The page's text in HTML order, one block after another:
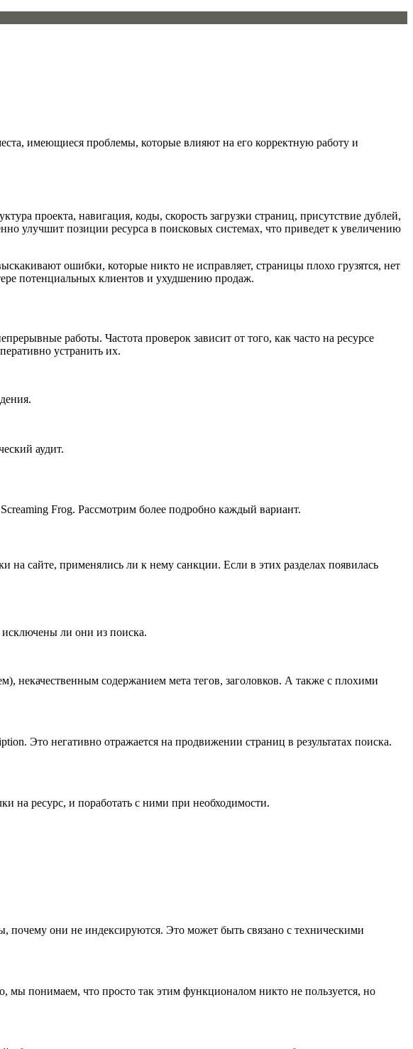
имеющиеся проблемы, которые влияют на его корректную работу и
проекта, навигация, коды, скорость загрузки страниц, присутствие дублей,
улучшит позиции ресурса в поисковых системах, что приведет к увеличению
ошибки, которые никто не исправляет, страницы плохо грузятся, нет
потенциальных клиентов и ухудшению продаж.
работы. Частота проверок зависит от того, как часто на ресурсе
устранить их.
аудит.
Frog. Рассмотрим более подробно каждый вариант.
на сайте, применялись ли к нему санкции. Если в этих разделах появилась
исключены ли они из поиска.
некачественным содержанием мета тегов, заголовков. А также с плохими
Это негативно отражается на продвижении страниц в результатах поиска.
на ресурс, и поработать с ними при необходимости.
почему они не индексируются. Это может быть связано с техническими
понимаем, что просто так этим функционалом никто не пользуется, но